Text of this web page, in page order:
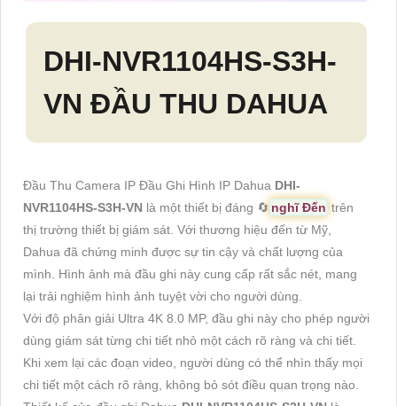
DHI-NVR1104HS-S3H-
VN ĐẦU THU DAHUA
Đầu Thu Camera IP Đầu Ghi Hình IP Dahua DHI-
NVR1104HS-S3H-VN là một thiết bị đáng 🔄 nghĩ Đến trên
thị trường thiết bị giám sát. Với thương hiệu đến từ Mỹ,
Dahua đã chứng minh được sự tin cậy và chất lượng của
mình. Hình ảnh mà đầu ghi này cung cấp rất sắc nét, mang
lại trải nghiệm hình ảnh tuyệt vời cho người dùng.
Với độ phân giải Ultra 4K 8.0 MP, đầu ghi này cho phép người
dùng giám sát từng chi tiết nhỏ một cách rõ ràng và chi tiết.
Khi xem lại các đoạn video, người dùng có thể nhìn thấy mọi
chi tiết một cách rõ ràng, không bỏ sót điều quan trọng nào.